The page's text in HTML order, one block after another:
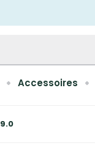
Accessoires
9.0